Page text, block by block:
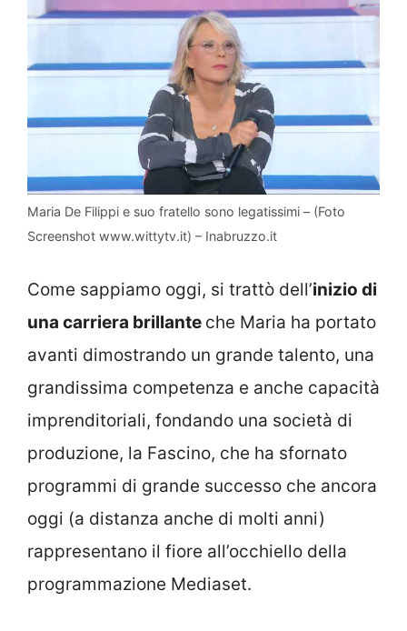
Maria De Filippi e suo fratello sono legatissimi – (Foto
Screenshot www.wittytv.it) – Inabruzzo.it
Come sappiamo oggi, si trattò dell’inizio di
una carriera brillante che Maria ha portato
avanti dimostrando un grande talento, una
grandissima competenza e anche capacità
imprenditoriali, fondando una società di
produzione, la Fascino, che ha sfornato
programmi di grande successo che ancora
oggi (a distanza anche di molti anni)
rappresentano il fiore all’occhiello della
programmazione Mediaset.